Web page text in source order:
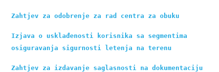
Zahtjev za odobrenje za rad centra za obuku
Izjava o usklađenosti korisnika sa segmentima
osiguravanja sigurnosti letenja na terenu
Zahtjev za izdavanje saglasnosti na dokumentaciju